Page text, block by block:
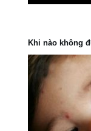
Khi nào không